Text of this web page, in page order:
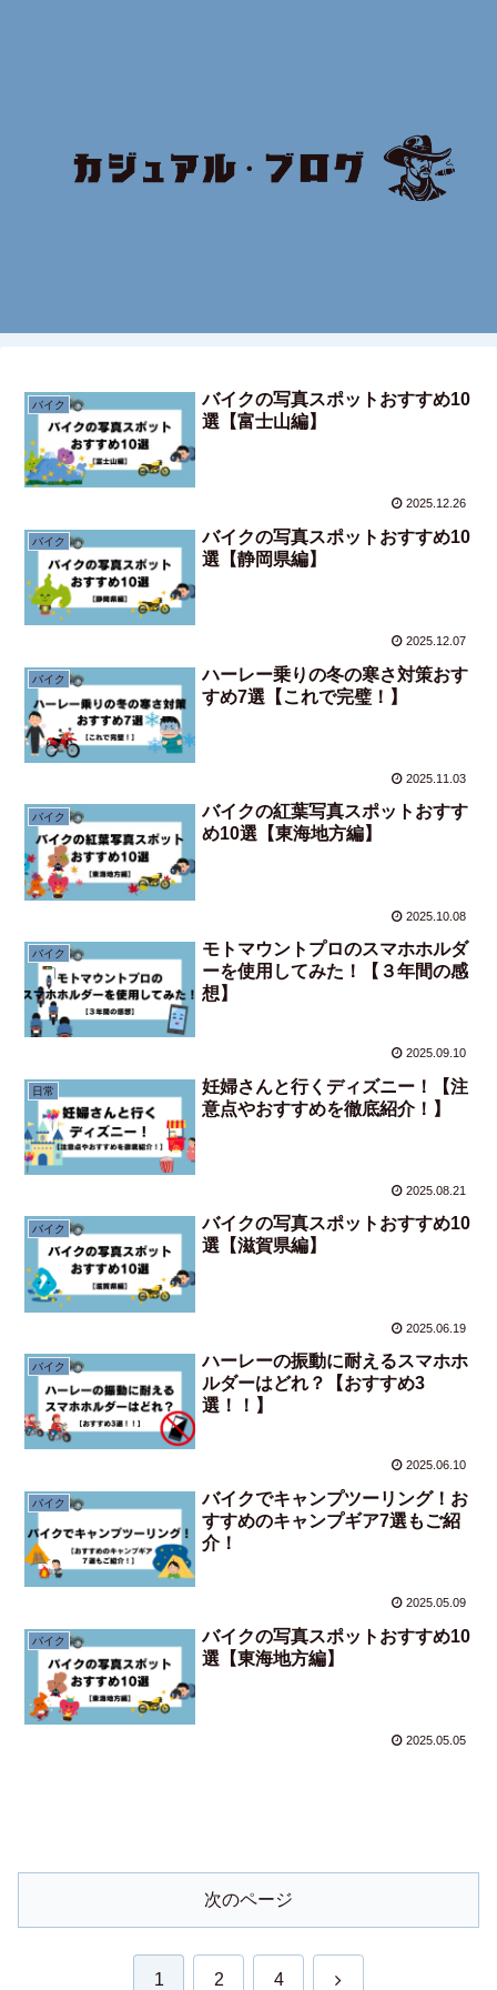
バイク
バイクの写真スポットおすすめ10
選【富士山編】
2025.12.26
バイク
バイクの写真スポットおすすめ10
選【静岡県編】
2025.12.07
バイク
ハーレー乗りの冬の寒さ対策おす
すめ7選【これで完璧！】
2025.11.03
バイク
バイクの紅葉写真スポットおすす
め10選【東海地方編】
2025.10.08
バイク
モトマウントプロのスマホホルダ
ーを使用してみた！【３年間の感
想】
2025.09.10
日常
妊婦さんと行くディズニー！【注
意点やおすすめを徹底紹介！】
2025.08.21
バイク
バイクの写真スポットおすすめ10
選【滋賀県編】
2025.06.19
バイク
ハーレーの振動に耐えるスマホホ
ルダーはどれ？【おすすめ3
選！！】
2025.06.10
バイク
バイクでキャンプツーリング！お
すすめのキャンプギア7選もご紹
介！
2025.05.09
バイク
バイクの写真スポットおすすめ10
選【東海地方編】
2025.05.05
次のページ
1 2 4 次